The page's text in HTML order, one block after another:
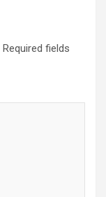
Required fields